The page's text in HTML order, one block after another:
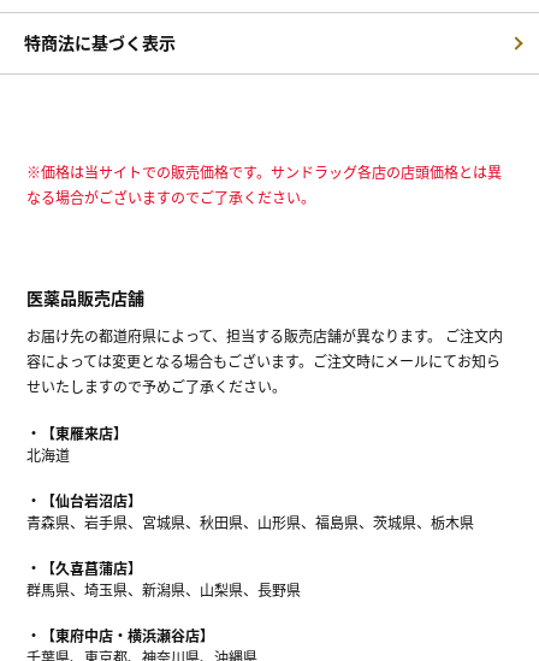
特商法に基づく表示
※価格は当サイトでの販売価格です。サンドラッグ各店の店頭価格とは異
なる場合がございますのでご了承ください。
医薬品販売店舗
お届け先の都道府県によって、担当する販売店舗が異なります。 ご注文内
容によっては変更となる場合もございます。ご注文時にメールにてお知ら
せいたしますので予めご了承ください。
【東雁来店】
北海道
【仙台岩沼店】
青森県、岩手県、宮城県、秋田県、山形県、福島県、茨城県、栃木県
【久喜菖蒲店】
群馬県、埼玉県、新潟県、山梨県、長野県
【東府中店・横浜瀬谷店】
千葉県、東京都、神奈川県、沖縄県